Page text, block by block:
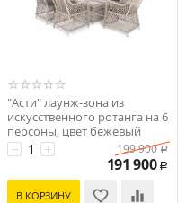
"Асти" лаунж-зона из
искусственного ротанга на 6
персоны, цвет бежевый
Код: УТ-00003476
+
− 199 900 Р
191 900 Р
В КОРЗИНУ